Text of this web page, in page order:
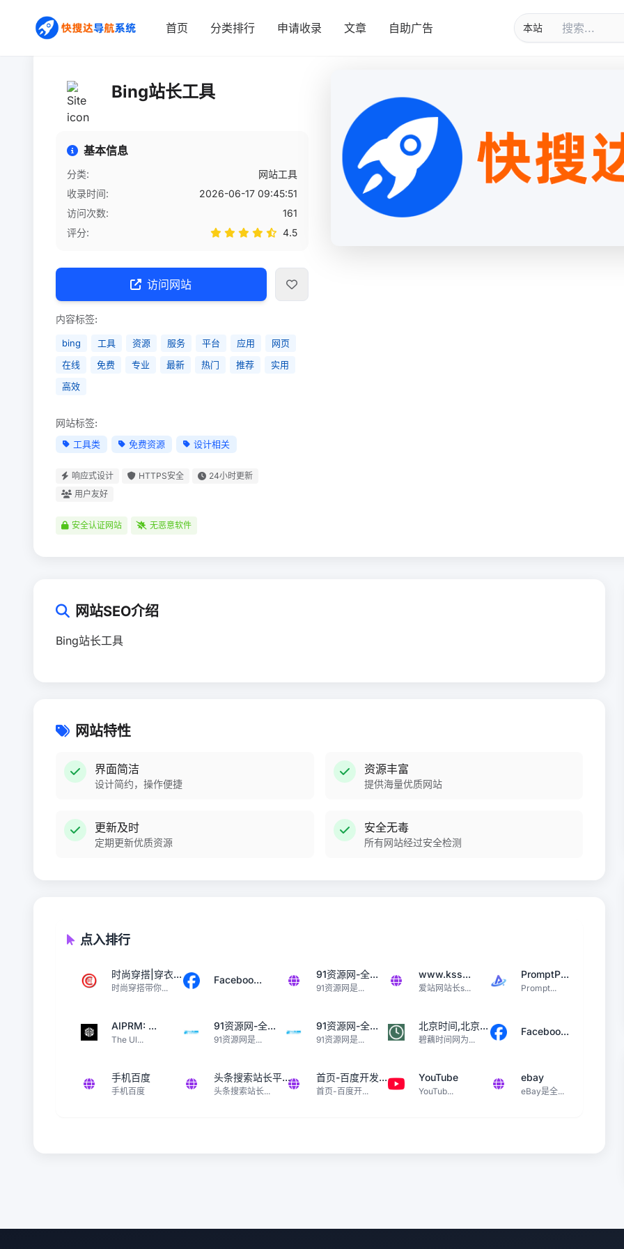
首页 分类排行 申请收录 文章 自助广告
首页 / 网站详情
Bing站长工具
基本信息
分类:
网站工具
收录时间:
2026-06-17 09:45:51
访问次数:
161
评分:
4.5
访问网站
内容标签:
bing 工具 资源 服务 平台 应用
网页
在线
免费 专业 最新 热门 推荐
实用
高效
网站标签:
工具类 免费资源 设计相关
响应式设计 HTTPS安全
24小时更新
用户友好
安全认证网站 无恶意软件
网站SEO介绍
Bing站长工具
网站特性
界面简洁
设计简约，操作便捷
资源丰富
提供海量优质网站
更新及时
定期更新优质资源
安全无毒
所有网站经过安全检测
点入排行
时尚穿搭|穿衣...
时尚穿搭带你...
Faceboo... 91资源网-全...
91资源网是...
www.kss...
爱站网站长s...
PromptP...
Prompt...
AIPRM: ...
The Ul...
91资源网-全...
91资源网是...
91资源网-全...
91资源网是...
北京时间,北京...
碧藕时间网为...
Faceboo...
手机百度
手机百度
头条搜索站长平...
头条搜索站长...
首页-百度开发...
首页-百度开...
YouTube
YouTub...
ebay
eBay是全...